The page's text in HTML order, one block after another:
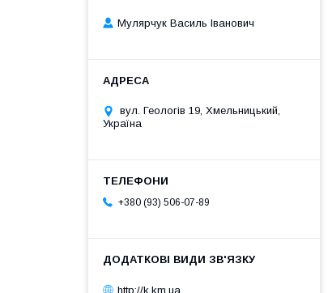
Мулярчук Василь Іванович
вул. Геологів 19, Хмельницький,
Україна
+380 (93) 506-07-89
http://k.km.ua